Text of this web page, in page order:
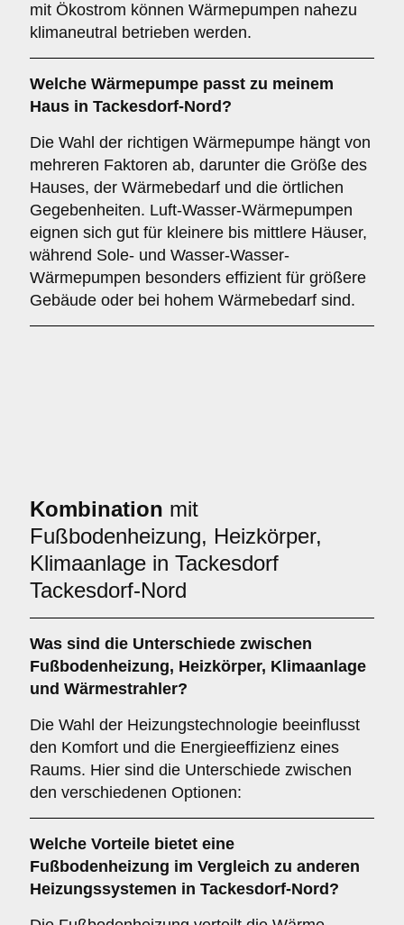
mit Ökostrom können Wärmepumpen nahezu
klimaneutral betrieben werden.
Welche Wärmepumpe passt zu meinem
Haus in Tackesdorf-Nord?
Die Wahl der richtigen Wärmepumpe hängt von
mehreren Faktoren ab, darunter die Größe des
Hauses, der Wärmebedarf und die örtlichen
Gegebenheiten. Luft-Wasser-Wärmepumpen
eignen sich gut für kleinere bis mittlere Häuser,
während Sole- und Wasser-Wasser-
Wärmepumpen besonders effizient für größere
Gebäude oder bei hohem Wärmebedarf sind.
Kombination mit
Fußbodenheizung, Heizkörper,
Klimaanlage in Tackesdorf
Tackesdorf-Nord
Was sind die Unterschiede zwischen
Fußbodenheizung, Heizkörper, Klimaanlage
und Wärmestrahler?
Die Wahl der Heizungstechnologie beeinflusst
den Komfort und die Energieeffizienz eines
Raums. Hier sind die Unterschiede zwischen
den verschiedenen Optionen:
Welche Vorteile bietet eine
Fußbodenheizung im Vergleich zu anderen
Heizungssystemen in Tackesdorf-Nord?